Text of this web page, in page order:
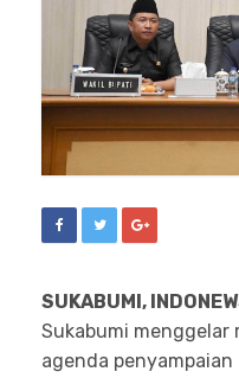
SUKABUMI,
Sukabumi menggelar
agenda